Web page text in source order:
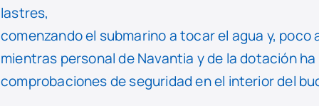
lastres,
comenzando el submarino a tocar el agua y, poco
mientras personal de Navantia y de la dotación
comprobaciones de seguridad en el interior del